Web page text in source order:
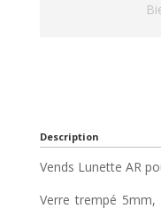
Description
Vends Lunette AR
Verre trempé